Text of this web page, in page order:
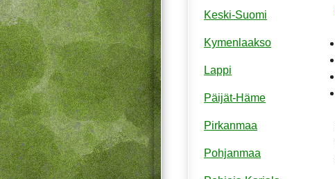
Keski-Suomi
Kymenlaakso
Lappi
Päijät-Häme
Pirkanmaa
Pohjanmaa